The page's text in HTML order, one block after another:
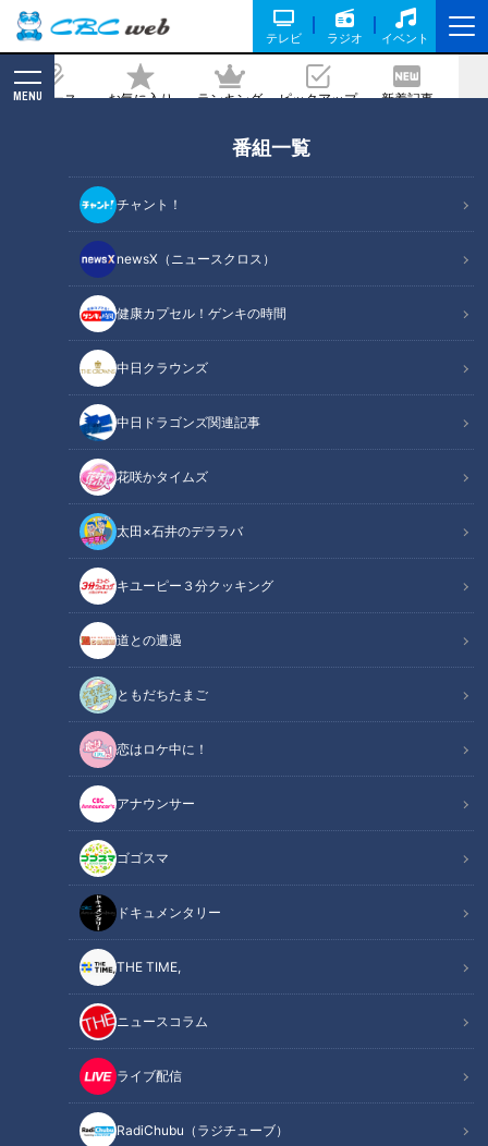
テレビ ラジオ イベント
ニュース お気に入り ランキング ピックアップ 新着記事
MENU
番組一覧
チャント！
newsX（ニュースクロス）
健康カプセル！ゲンキの時間
中日クラウンズ
中日ドラゴンズ関連記事
花咲かタイムズ
太田×石井のデララバ
キユーピー３分クッキング
道との遭遇
ともだちたまご
恋はロケ中に！
アナウンサー
ゴゴスマ
ドキュメンタリー
THE TIME,
ニュースコラム
ライブ配信
RadiChubu（ラジチューブ）
ナシで絶対うまい食パン【愛されフー
ド】
2026/02/12 13:13
チャント！
食べなきゃ損する！愛されフード
地元の食べなきゃ損する愛されフードを調査！今回は名古屋市
瑞穂区「べんがら亭のとりめし」と愛知・江南市にある
GoodBakery伊せ屋の「食パン」です。
この記事の画像を見る
この記事を見たあなたへのおすすめ
「豚肉とごぼうのしぐれ煮・柚
子こしょうなめたけ」の作り方
【キユーピー３分クッキング】
甘～い豚肉がたっぷりのあいち